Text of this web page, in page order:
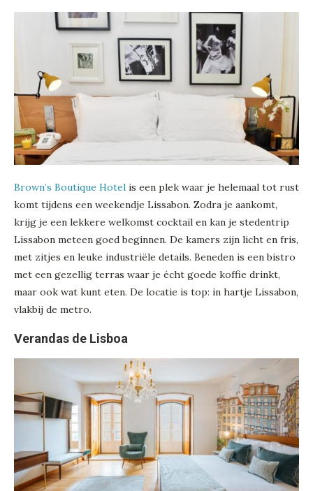
Brown’s Boutique Hotel is een plek waar je helemaal tot rust
komt tijdens een weekendje Lissabon. Zodra je aankomt,
krijg je een lekkere welkomst cocktail en kan je stedentrip
Lissabon meteen goed beginnen. De kamers zijn licht en fris,
met zitjes en leuke industriële details. Beneden is een bistro
met een gezellig terras waar je écht goede koffie drinkt,
maar ook wat kunt eten. De locatie is top: in hartje Lissabon,
vlakbij de metro.
Verandas de Lisboa